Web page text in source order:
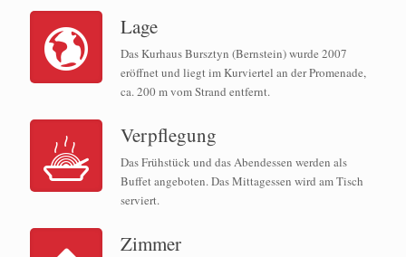
Lage
Das Kurhaus Bursztyn (Bernstein) wurde 2007
eröffnet und liegt im Kurviertel an der Promenade,
ca. 200 m vom Strand entfernt.
Verpflegung
Das Frühstück und das Abendessen werden als
Buffet angeboten. Das Mittagessen wird am Tisch
serviert.
Zimmer